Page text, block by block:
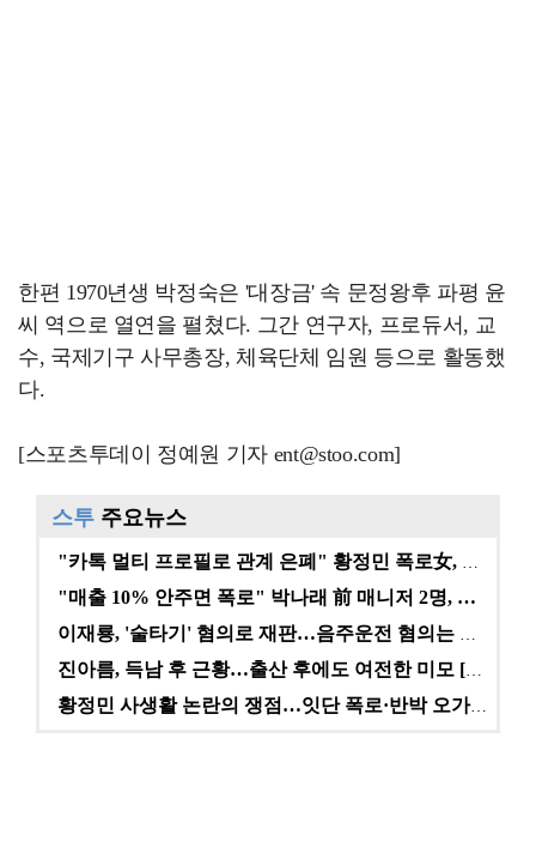
한편 1970년생 박정숙은 '대장금' 속 문정왕후 파평 윤
씨 역으로 열연을 펼쳤다. 그간 연구자, 프로듀서, 교
수, 국제기구 사무총장, 체육단체 임원 등으로 활동했
다.
[스포츠투데이 정예원 기자 ent@stoo.com]
스투 주요뉴스
"매출 10% 안주면 폭로" 박나래 前 매니저 2명, …
황정민 사생활 논란의 쟁점…잇단 폭로·반박 오가는 소모…